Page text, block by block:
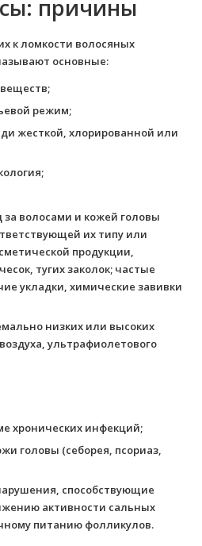
причины
к ломкости волосяных
основные:
режим;
жесткой, хлорированной или
волосами и кожей головы
их типу или
продукции,
тугих заколок; частые
укладки, химические завивки
низких или высоких
ультрафиолетового
хронических инфекций;
головы (себорея, псориаз,
способствующие
активности сальных
питанию фолликулов.